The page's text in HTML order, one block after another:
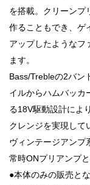
を搭載。クリーンプ
作ることもでき、ゲ
アップしたようなフ
ます。
Bass/Trebleの2バン
イルからハムバッカ
る18V駆動設計によ
クレンジを実現して
ヴィンテージアンプ
常時ONプリアンプ
●本体のみの販売とな